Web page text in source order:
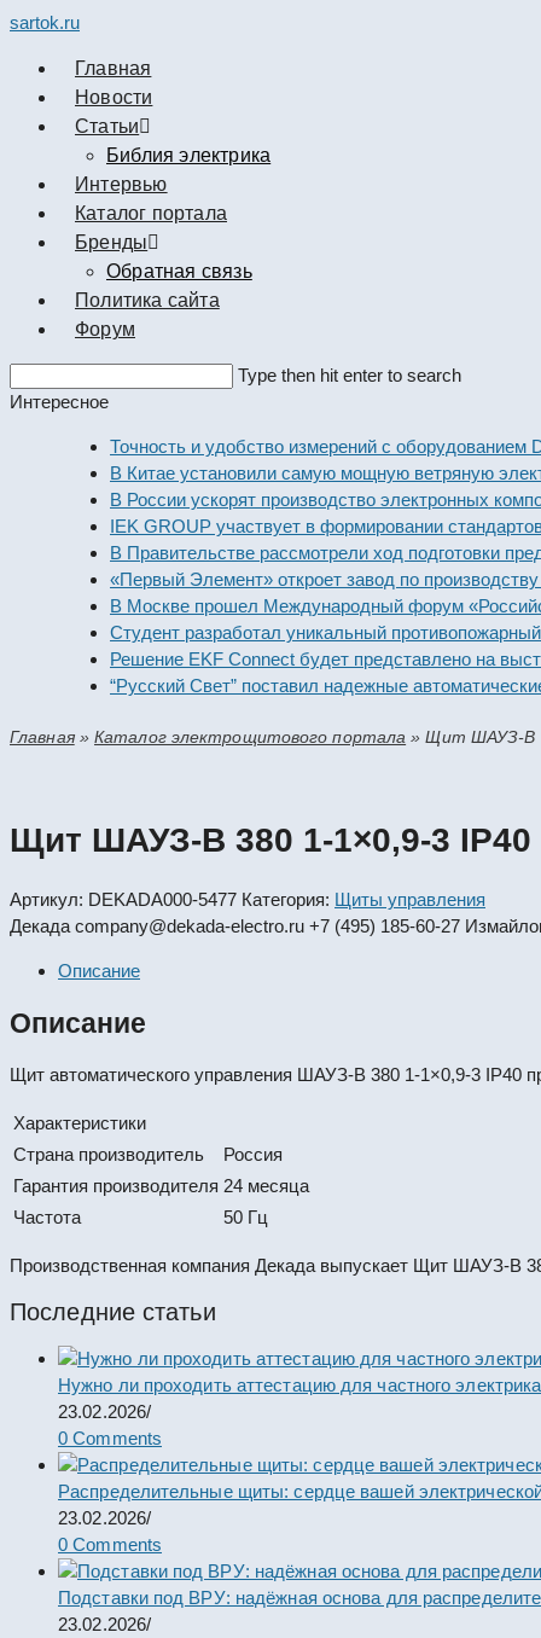
sartok.ru
Главная
Новости
Cтатьи
Библия электрика
Интервью
Каталог портала
Бренды
Обратная связь
Политика сайта
Форум
this
Type then hit enter to search
Интересное
Точность и удобство измерений с оборудованием Dekraft
В Китае установили самую мощную ветряную
В России ускорят производство электронных
IEK GROUP участвует в формировании стандартов
В Правительстве рассмотрели ход подготовки
«Первый Элемент» откроет завод по производству
В Москве прошел Международный форум «Российская
Студент разработал уникальный противопожарный
Решение EKF Connect будет представлено на
“Русский Свет” поставил надежные автоматические
Главная»Каталог электрощитового портала »Щит ШАУЗ-В
Щит ШАУЗ-В 380 1-1×0,9-3 IP40
Артикул: DEKADA000-5477 Категория: Щиты управления
Декада company@dekada-electro.ru +7 (495) 185-60-27
Описание
Описание
Щит автоматического управления ШАУЗ-В 380 1-1×0,9-3 IP40
Характеристики
Страна производитель
Россия
Гарантия производителя 24 месяца
Частота
50 Гц
Производственная компания Декада выпускает Щит ШАУЗ-В
Последние статьи
Нужно ли проходить аттестацию для частного
23.02.2026/
0 Comments
Распределительные щиты: сердце вашей
23.02.2026/
0 Comments
Подставки под ВРУ: надёжная основа для
23.02.2026/